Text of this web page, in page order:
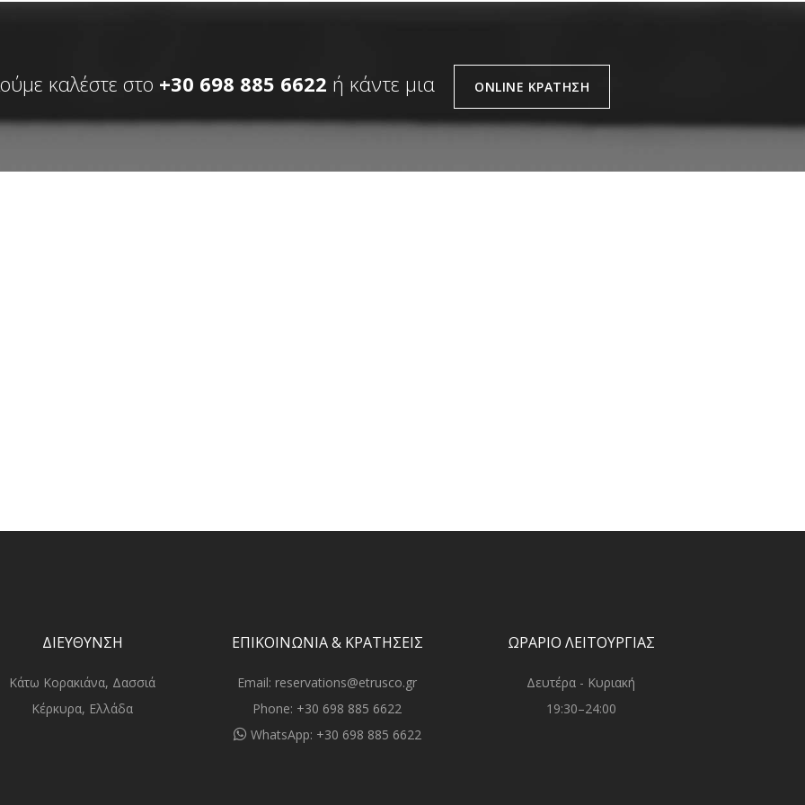
καλέστε στο +30 698 885 6622 ή κάντε μια ONLINE ΚΡΑΤΗΣΗ
ΔΙΕΥΘΥΝΣΗ
Κάτω Κορακιάνα, Δασσιά
Κέρκυρα, Ελλάδα
ΕΠΙΚΟΙΝΩΝΙΑ & ΚΡΑΤΗΣΕΙΣ
Email: reservations@etrusco.gr
Phone: +30 698 885 6622
WhatsApp: +30 698 885 6622
ΩΡΑΡΙΟ ΛΕΙΤΟΥΡΓΙΑΣ
Δευτέρα - Κυριακή
19:30–24:00